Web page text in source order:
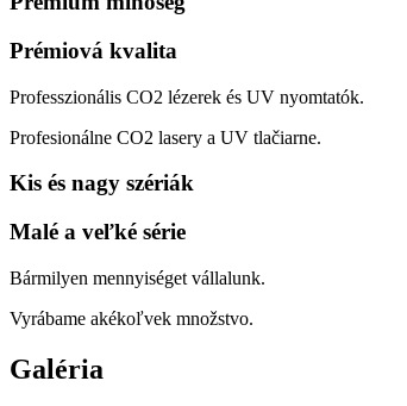
Prémiová kvalita
Professzionális CO2 lézerek és UV nyomtatók.
Profesionálne CO2 lasery a UV tlačiarne.
Kis és nagy szériák
Malé a veľké série
Bármilyen mennyiséget vállalunk.
Vyrábame akékoľvek množstvo.
Galéria